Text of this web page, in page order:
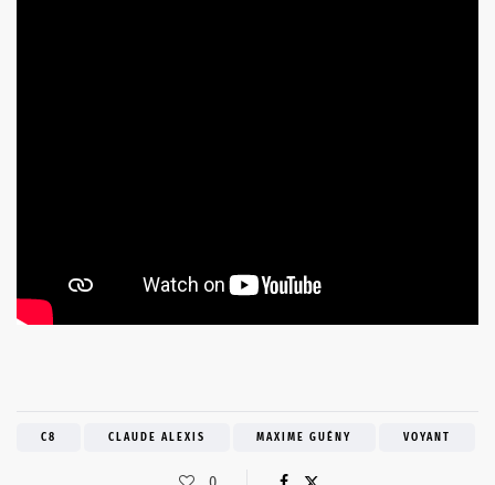
C8 CLAUDE ALEXIS MAXIME GUÉNY VOYANT